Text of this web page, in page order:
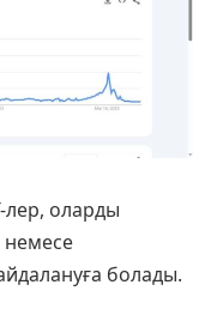
лер, оларды
болады.